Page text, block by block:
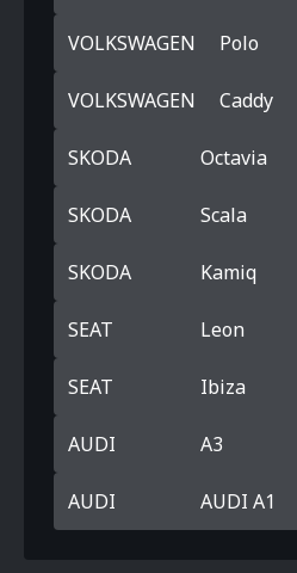
VOLKSWAGEN Polo
VOLKSWAGEN Caddy
SKODA Octavia
SKODA Scala
SKODA Kamiq
SEAT Leon
SEAT Ibiza
AUDI A3
AUDI AUDI A1